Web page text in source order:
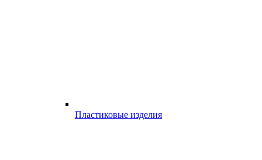
Пластиковые изделия